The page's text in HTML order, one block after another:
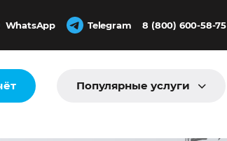
WhatsApp Telegram 8 (800) 600-58-75
Популярные услуги